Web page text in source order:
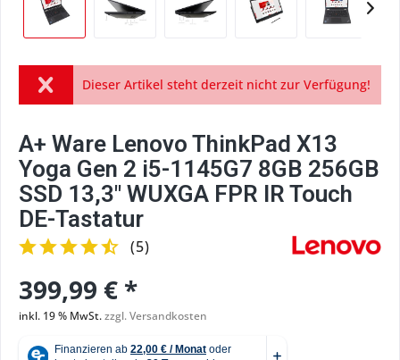
Dieser Artikel steht derzeit nicht zur Verfügung!
A+ Ware Lenovo ThinkPad X13
Yoga Gen 2 i5-1145G7 8GB 256GB
SSD 13,3" WUXGA FPR IR Touch
DE-Tastatur
(5)
399,99 € *
inkl. 19 % MwSt.zzgl. Versandkosten